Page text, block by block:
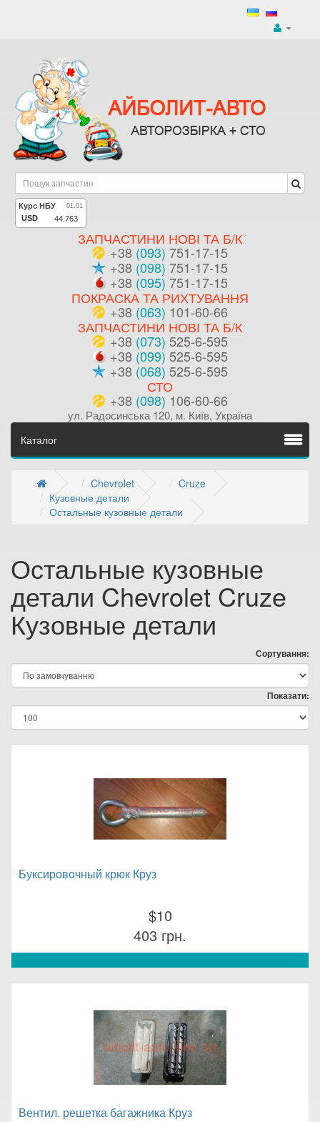
ЗАПЧАСТИНИ НОВІ ТА Б/К
+38 (093) 751-17-15
+38 (098) 751-17-15
+38 (095) 751-17-15
ПОКРАСКА ТА РИХТУВАННЯ
+38 (063) 101-60-66
ЗАПЧАСТИНИ НОВІ ТА Б/К
+38 (073) 525-6-595
+38 (099) 525-6-595
+38 (068) 525-6-595
СТО
+38 (098) 106-60-66
ул. Радосинська 120, м. Київ, Україна
Каталог
Chevrolet
Cruze
Кузовные детали
Остальные кузовные детали
Остальные кузовные
детали Chevrolet Cruze
Кузовные детали
Сортування:
Показати:
Буксировочный крюк Круз
$10
403 грн.
Вентил. решетка багажника Круз